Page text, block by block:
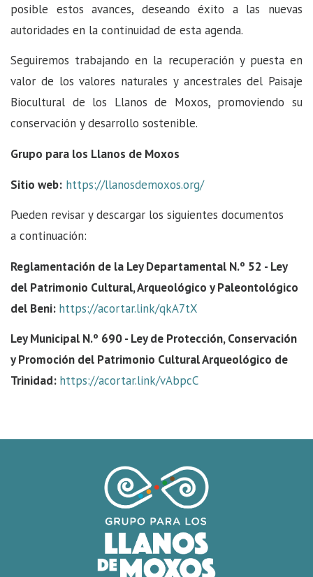
posible estos avances, deseando éxito a las nuevas
autoridades en la continuidad de esta agenda.
Seguiremos trabajando en la recuperación y puesta en
valor de los valores naturales y ancestrales del Paisaje
Biocultural de los Llanos de Moxos, promoviendo su
conservación y desarrollo sostenible.
Grupo para los Llanos de Moxos
Sitio web: https://llanosdemoxos.org/
Pueden revisar y descargar los siguientes documentos
a continuación:
Reglamentación de la Ley Departamental N.º 52 - Ley
del Patrimonio Cultural, Arqueológico y Paleontológico
del Beni: https://acortar.link/qkA7tX
Ley Municipal N.º 690 - Ley de Protección, Conservación
y Promoción del Patrimonio Cultural Arqueológico de
Trinidad: https://acortar.link/vAbpcC